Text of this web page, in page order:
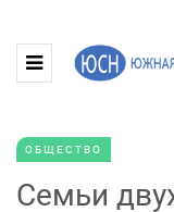
ОБЩЕСТВО
Семьи